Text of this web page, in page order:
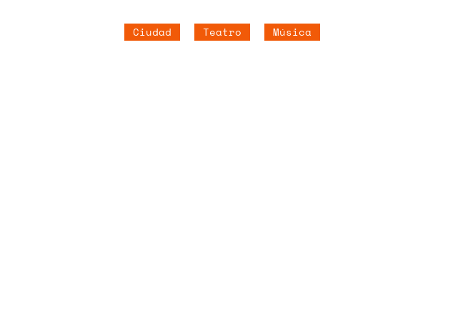
Ciudad Teatro Música